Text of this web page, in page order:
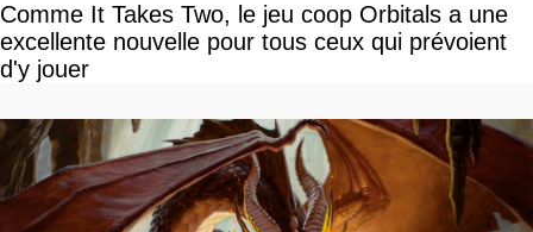
Comme It Takes Two, le jeu coop Orbitals a une
excellente nouvelle pour tous ceux qui prévoient
d'y jouer